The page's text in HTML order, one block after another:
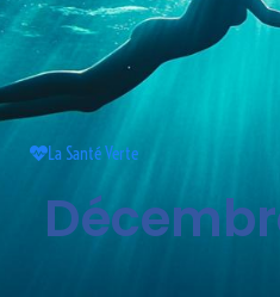
La Santé Verte